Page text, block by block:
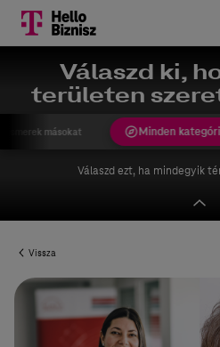
Válaszd ki,
területen
Minden
másokat
Válaszd ezt, ha mindegyik
Vissza